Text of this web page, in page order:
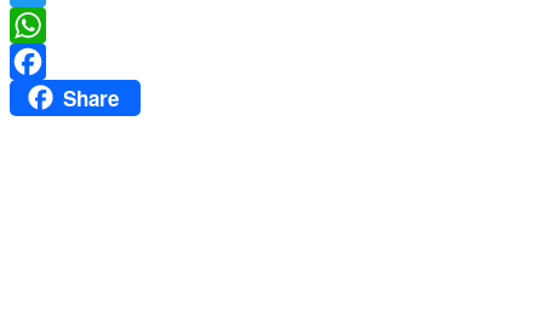
Twitter
WhatsApp
FacebookShare